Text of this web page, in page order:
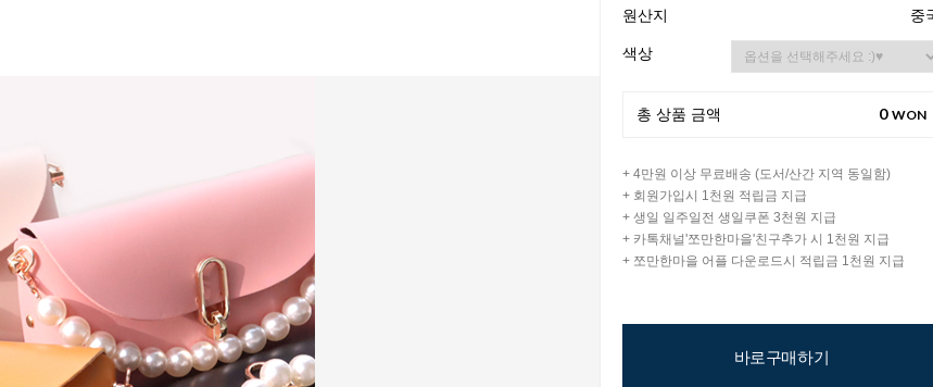
원산지
중
색상
총 상품 금액 0 WON
+ 4만원 이상 무료배송 (도서/산간 지역 동일함)
+ 회원가입시 1천원 적립금 지급
+ 생일 일주일전 생일쿠폰 3천원 지급
+ 카톡채널'쪼만한마을'친구추가 시 1천원 지급
+ 쪼만한마을 어플 다운로드시 적립금 1천원 지급
바로구매하기